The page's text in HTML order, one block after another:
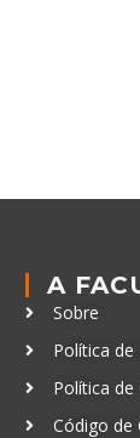
A
Sobre
Política de
Política de
Código de